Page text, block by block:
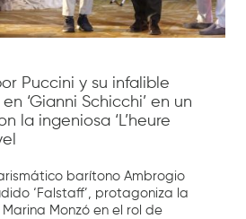
Puccini y su infalible
‘Gianni Schicchi’ en un
la ingeniosa ‘L’heure
barítono Ambrogio
‘Falstaff’, protagoniza la
Monzó en el rol de